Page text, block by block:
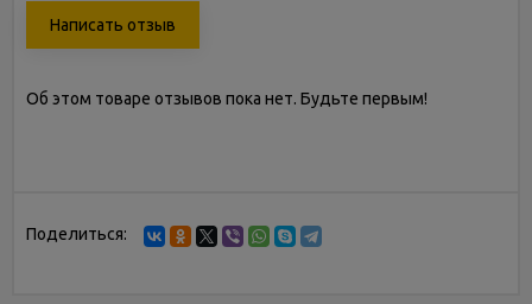
Написать отзыв
Об этом товаре отзывов пока нет. Будьте первым!
Поделиться: